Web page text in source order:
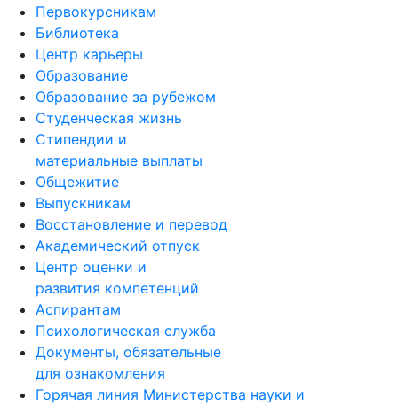
Первокурсникам
Библиотека
Центр карьеры
Образование
Образование за рубежом
Студенческая жизнь
Стипендии и
материальные выплаты
Общежитие
Выпускникам
Восстановление и перевод
Академический отпуск
Центр оценки и
развития компетенций
Аспирантам
Психологическая служба
Документы, обязательные
для ознакомления
Горячая линия Министерства науки и